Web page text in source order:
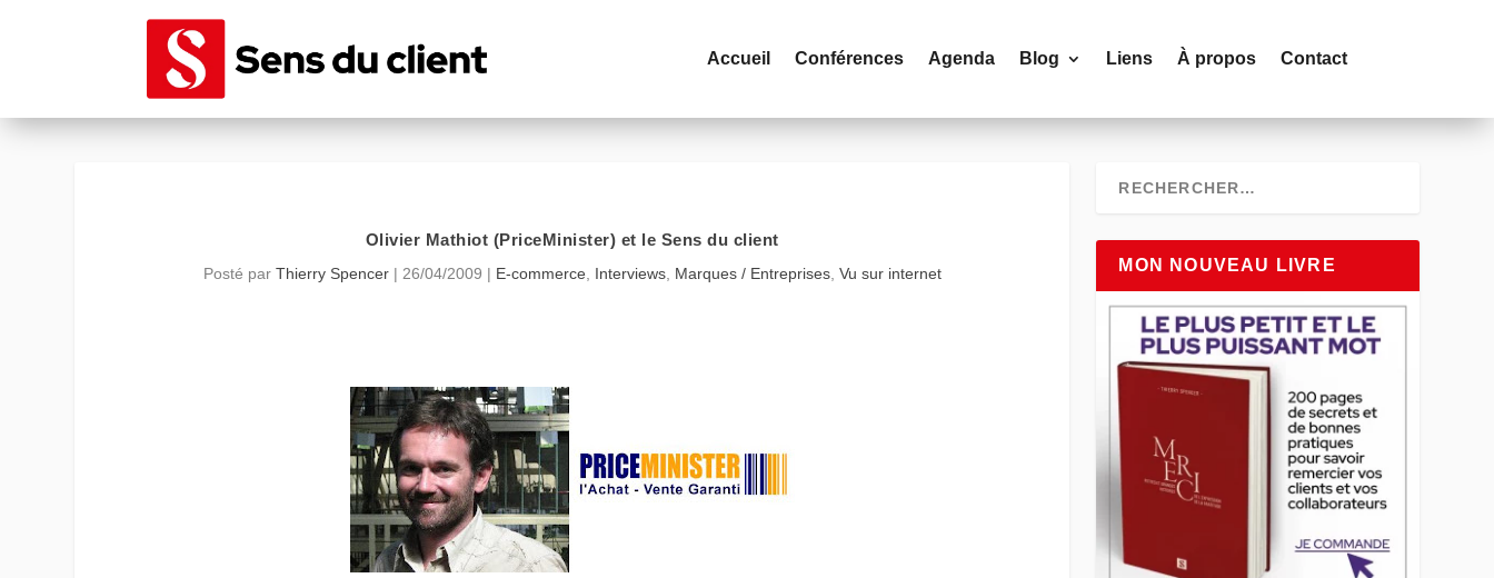
Accueil Conférences Agenda Blog Liens À propos Contact
Olivier Mathiot (PriceMinister) et le Sens du client
Posté par Thierry Spencer| 26/04/2009 | E-commerce Interviews, Marques / Entreprises, Vu sur internet MON NOUVEAU LIVRE